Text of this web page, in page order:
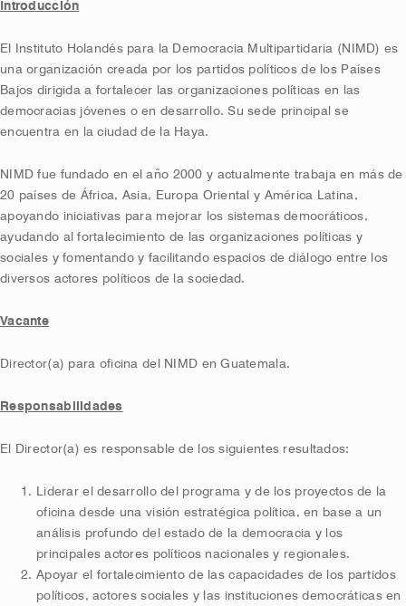
Introducción
El Instituto Holandés para la Democracia Multipartidaria (NIMD) es
una organización creada por los partidos políticos de los Países
Bajos dirigida a fortalecer las organizaciones políticas en las
democracias jóvenes o en desarrollo. Su sede principal se
encuentra en la ciudad de la Haya.
NIMD fue fundado en el año 2000 y actualmente trabaja en más de
20 países de África, Asia, Europa Oriental y América Latina,
apoyando iniciativas para mejorar los sistemas democráticos,
ayudando al fortalecimiento de las organizaciones políticas y
sociales y fomentando y facilitando espacios de diálogo entre los
diversos actores políticos de la sociedad.
Vacante
Director(a) para oficina del NIMD en Guatemala.
Responsabilidades
El Director(a) es responsable de los siguientes resultados:
Liderar el desarrollo del programa y de los proyectos de la
oficina desde una visión estratégica política, en base a un
análisis profundo del estado de la democracia y los
principales actores políticos nacionales y regionales.
Apoyar el fortalecimiento de las capacidades de los partidos
políticos, actores sociales y las instituciones democráticas en